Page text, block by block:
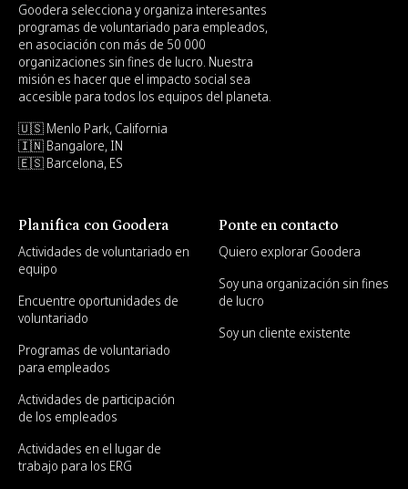
Goodera selecciona y organiza interesantes
programas de voluntariado para empleados,
en asociación con más de 50 000
organizaciones sin fines de lucro. Nuestra
misión es hacer que el impacto social sea
accesible para todos los equipos del planeta.
🇺🇸 Menlo Park, California
🇮🇳 Bangalore, IN
🇪🇸 Barcelona, ES
Planifica con Goodera
Actividades de voluntariado en
equipo
Encuentre oportunidades de
voluntariado
Programas de voluntariado
para empleados
Actividades de participación
de los empleados
Actividades en el lugar de
trabajo para los ERG
Ponte en contacto
Quiero explorar Goodera
Soy una organización sin fines
de lucro
Soy un cliente existente